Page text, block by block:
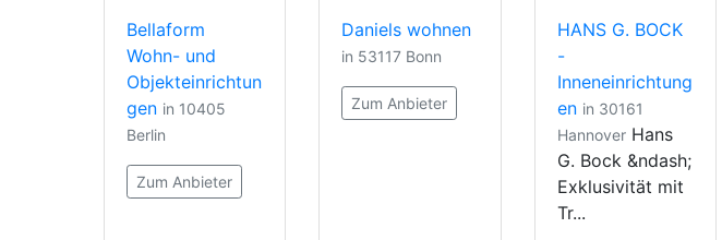
Bellaform
Wohn- und
Objekteinrichtun
gen in 10405
Berlin
Zum Anbieter
Daniels wohnen
in 53117 Bonn
Zum Anbieter
HANS G. BOCK
-
Inneneinrichtung
en in 30161
HannoverHans
G. Bock &ndash;
Exklusivität mit
Tr...